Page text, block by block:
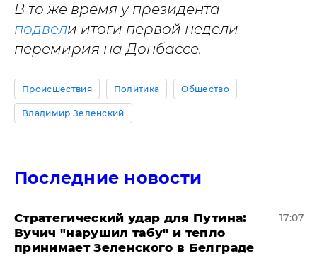
В то же время у президента
подвели итоги первой недели
перемирия на Донбассе.
Происшествия Политика Общество
Владимир Зеленский
Последние новости
Стратегический удар для Путина:
Вучич "нарушил табу" и тепло
принимает Зеленского в Белграде
17:07